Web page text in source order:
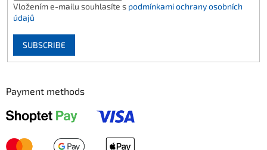
Vložením e-mailu souhlasíte s podmínkami ochrany osobních
údajů
SUBSCRIBE
Payment methods